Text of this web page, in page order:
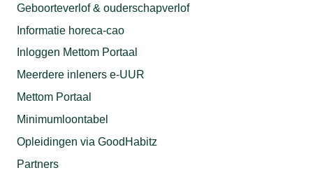
Geboorteverlof & ouderschapverlof
Informatie horeca-cao
Inloggen Mettom Portaal
Meerdere inleners e-UUR
Mettom Portaal
Minimumloontabel
Opleidingen via GoodHabitz
Partners